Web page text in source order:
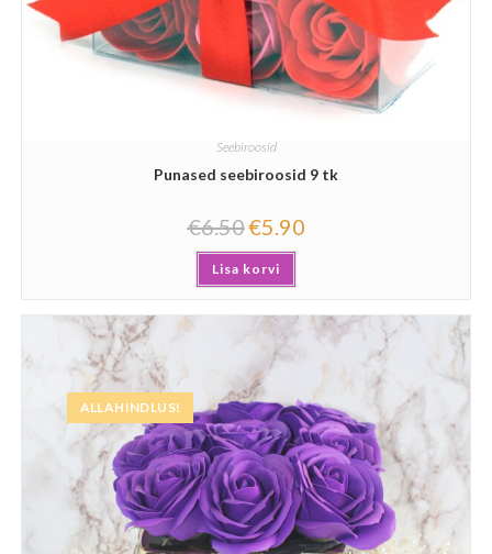
Seebiroosid
Punased seebiroosid 9 tk
€6.50€5.90
Lisa korvi
ALLAHINDLUS!